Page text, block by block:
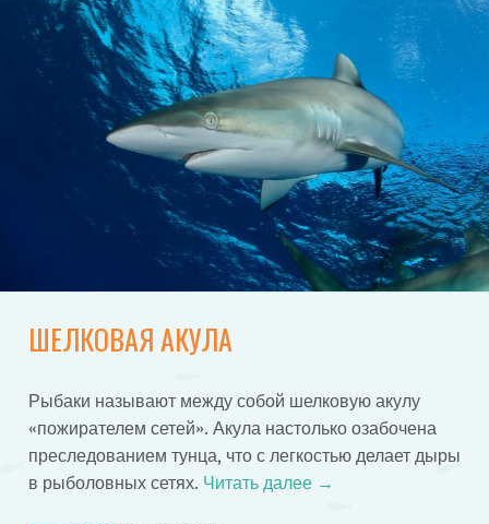
ШЕЛКОВАЯ АКУЛА
Рыбаки называют между собой шелковую акулу
«пожирателем сетей». Акула настолько озабочена
преследованием тунца, что с легкостью делает дыры
в рыболовных сетях. Читать далее →